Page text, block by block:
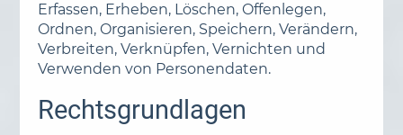
Erfassen, Erheben, Löschen, Offenlegen,
Ordnen, Organisieren, Speichern, Verändern,
Verbreiten, Verknüpfen, Vernichten und
Verwenden von Personendaten.
Rechtsgrundlagen